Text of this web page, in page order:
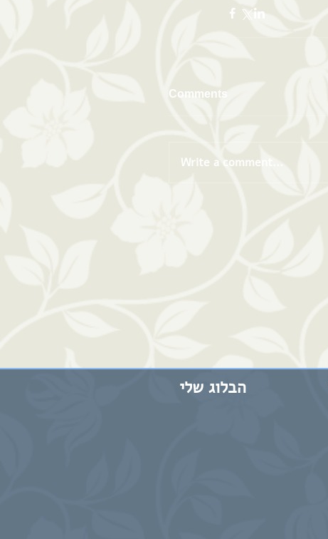
Comments
Write a comment...
הבלוג שלי